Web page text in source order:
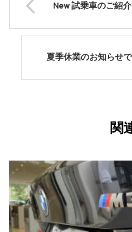
New 試乗車のご紹
夏季休業のお知らせ
関